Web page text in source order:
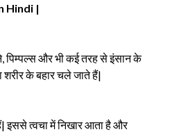
Hindi |
पिम्पल्स और भी कई तरह से इंसान के
के बहार चले जाते हैं|
इससे त्वचा में निखार आता है और